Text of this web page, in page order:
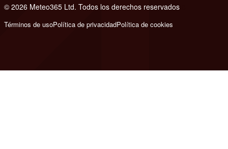
© 2026 Meteo365 Ltd. Todos los derechos reservados
Términos de usoPolítica de privacidadPolítica de cookies